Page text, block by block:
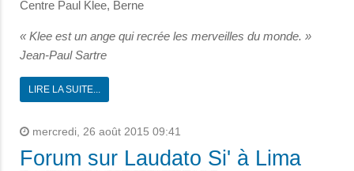
Centre Paul Klee, Berne
« Klee est un ange qui recrée les merveilles du monde. »
Jean-Paul Sartre
LIRE LA SUITE...
mercredi, 26 août 2015 09:41
Forum sur Laudato Si' à Lima